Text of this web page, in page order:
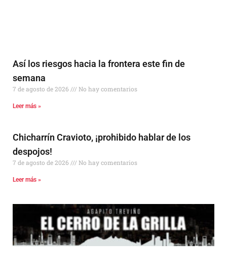
Así los riesgos hacia la frontera este fin de
semana
7 de agosto de 2026 No hay comentarios
Leer más »
Chicharrín Cravioto, ¡prohibido hablar de los
despojos!
7 de agosto de 2026 No hay comentarios
Leer más »